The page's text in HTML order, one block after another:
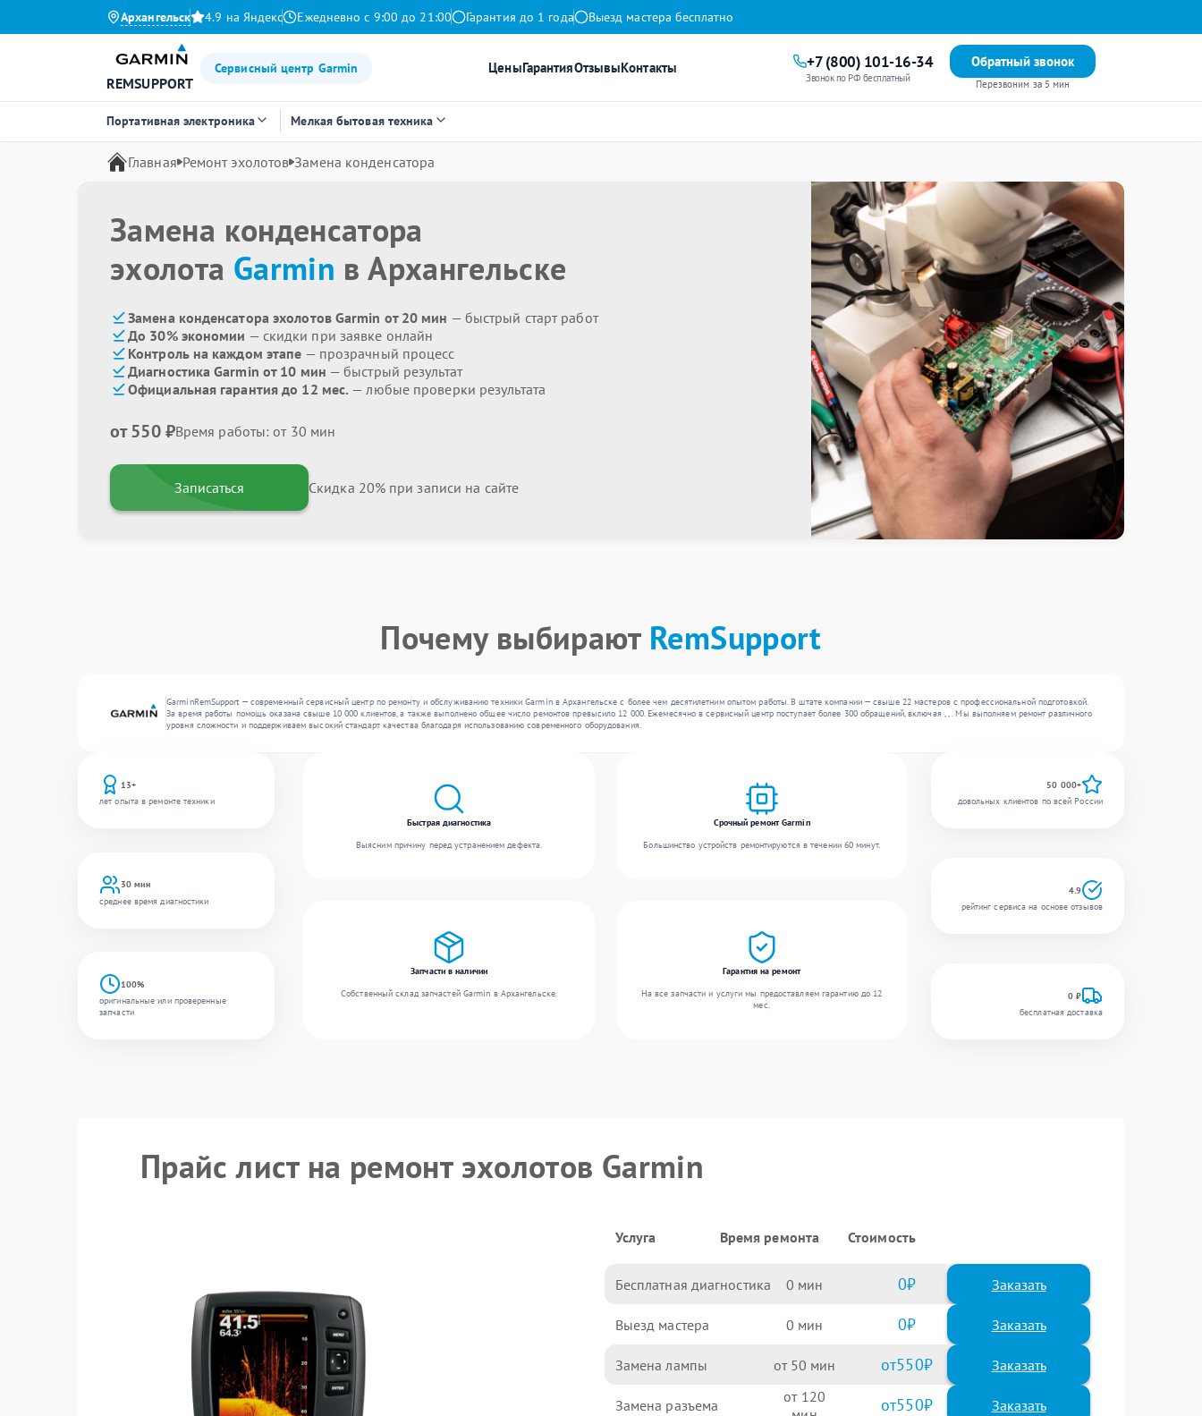
Архангельск 4.9 на Яндекс Ежедневно с 9:00 до 21:00 Гарантия до 1 года Выезд мастера бесплатно
REMSUPPORT
Сервисный центр Garmin ЦеныГарантияОтзывыКонтакты +7 (800) 101-16-34
Звонок по РФ бесплатный
Обратный звонок
Перезвоним за 5 мин
Портативная электроника Мелкая бытовая техника
Главная Ремонт эхолотов Замена конденсатора
Замена конденсатора
эхолота Garmin в Архангельске
Замена конденсатора эхолотов Garmin от 20 мин — быстрый старт работ
До 30% экономии — скидки при заявке онлайн
Контроль на каждом этапе — прозрачный процесс
Диагностика Garmin от 10 мин — быстрый результат
Официальная гарантия до 12 мес. — любые проверки результата
от 550 ₽Время работы: от 30 мин
Записаться Скидка 20% при записи на сайте
Почему выбирают RemSupport
GarminRemSupport — современный сервисный центр по ремонту и обслуживанию техники Garmin в Архангельске с более чем десятилетним опытом работы. В штате компании — свыше 22 мастеров с профессиональной подготовкой.
За время работы помощь оказана свыше 10 000 клиентов, а также выполнено общее число ремонтов превысило 12 000. Ежемесячно в сервисный центр поступает более 300 обращений, включая , , . Мы выполняем ремонт различного
уровня сложности и поддерживаем высокий стандарт качества благодаря использованию современного оборудования.
13+
лет опыта в ремонте техники
30 мин
среднее время диагностики
100%
оригинальные или проверенные
запчасти
Быстрая диагностика
Выясним причину перед устранением дефекта.
Срочный ремонт Garmin
Большинство устройств ремонтируются в течении 60 минут.
Запчасти в наличии
Собственный склад запчастей Garmin в Архангельске.
Гарантия на ремонт
На все запчасти и услуги мы предоставляем гарантию до 12
мес.
50 000+
довольных клиентов по всей России
4.9
рейтинг сервиса на основе отзывов
0 ₽
бесплатная доставка
Прайс лист на ремонт эхолотов Garmin
Услуга Время ремонта Стоимость
Бесплатная диагностика 0 0 Заказать
Выезд мастера 0 0 Заказать
Замена лампы 50 550
Замена разъема 120 550